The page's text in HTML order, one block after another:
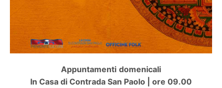
Appuntamenti domenicali
In Casa di Contrada San Paolo | ore 09.00